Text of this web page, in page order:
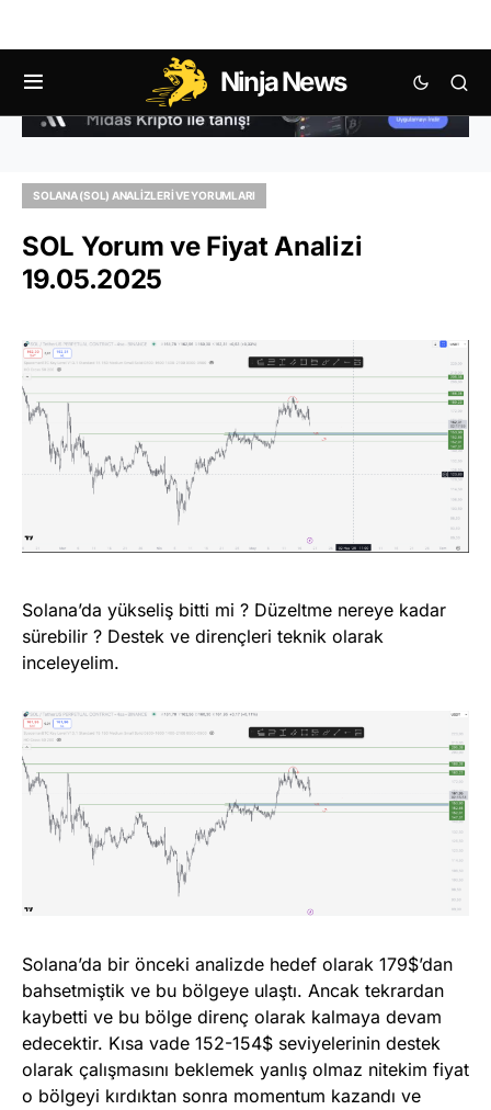
Ninja News
SOLANA (SOL) ANALIZLERI VE YORUMLARI
SOL Yorum ve Fiyat Analizi
19.05.2025
Solana’da yükseliş bitti mi ? Düzeltme nereye kadar
sürebilir ? Destek ve dirençleri teknik olarak
inceleyelim.
Solana’da bir önceki analizde hedef olarak 179$’dan
bahsetmiştik ve bu bölgeye ulaştı. Ancak tekrardan
kaybetti ve bu bölge direnç olarak kalmaya devam
edecektir. Kısa vade 152-154$ seviyelerinin destek
olarak çalışmasını beklemek yanlış olmaz nitekim fiyat
o bölgeyi kırdıktan sonra momentum kazandı ve